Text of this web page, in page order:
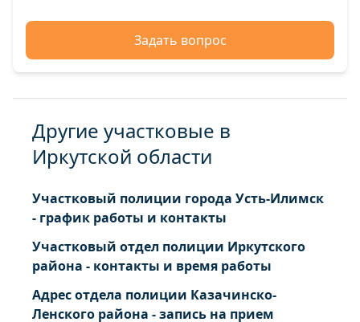
Задать вопрос
Другие участковые в
Иркутской области
Участковый полиции города Усть-Илимск
- график работы и контакты
Участковый отдел полиции Иркутского
района - контакты и время работы
Адрес отдела полиции Казачинско-
Ленского района - запись на прием